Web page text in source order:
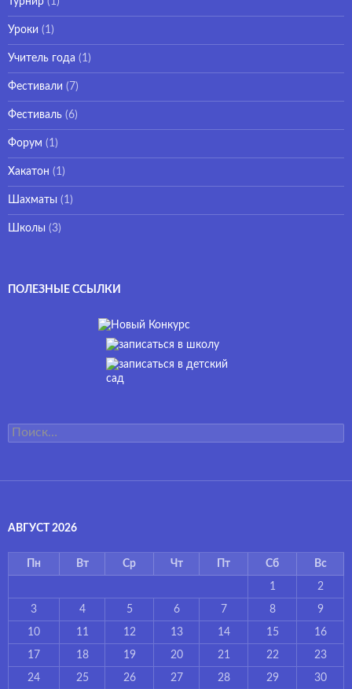
Уроки (1)
Учитель года (1)
Фестивали (7)
Фестиваль (6)
Форум (1)
Хакатон (1)
Шахматы (1)
Школы (3)
ПОЛЕЗНЫЕ ССЫЛКИ
Найти:
АВГУСТ 2026
Пн Вт Ср Чт Пт Сб Вс
1 2
3 4 5 6 7 8 9
10 11 12 13 14 15 16
17 18 19 20 21 22 23
24 25 26 27 28 29 30